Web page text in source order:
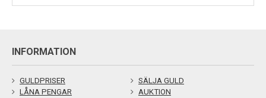
INFORMATION
GULDPRISER
SÄLJA GULD
LÅNA PENGAR
AUKTION